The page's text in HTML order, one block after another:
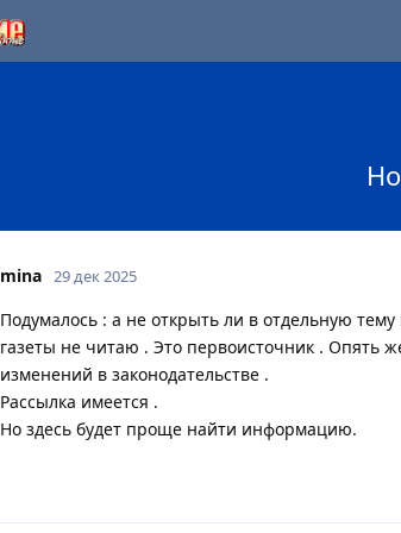
mina 29 дек 2025
Подумалось : а не открыть ли в отдельную
газеты не читаю . Это первоисточник . Опять
изменений в законодательстве .
Рассылка имеется .
Но здесь будет проще найти информацию.